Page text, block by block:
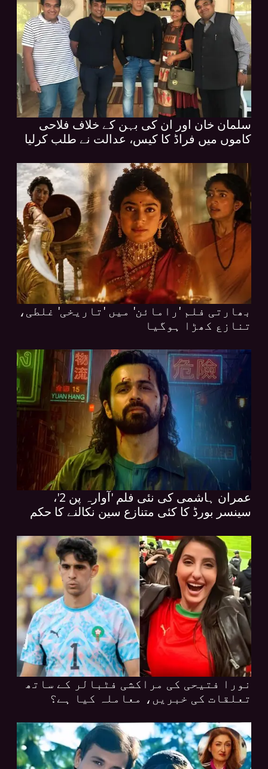
سلمان خان اور ان کی بہن کے خلاف فلاحی
کاموں میں فراڈ کا کیس، عدالت نے طلب کرلیا
بھارتی فلم 'رامائن' میں 'تاریخی' غلطی،
تنازع کھڑا ہوگیا
عمران ہاشمی کی نئی فلم 'آوارہ پن 2'،
سینسر بورڈ کا کئی متنازع سین نکالنے کا حکم
نورا فتیحی کی مراکشی فٹبالر کے ساتھ
تعلقات کی خبریں، معاملہ کیا ہے؟